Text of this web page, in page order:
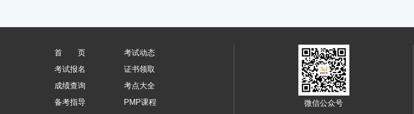
首页
考试动态
考试报名
证书领取
成绩查询
考点大全
备考指导
PMP课程
微信公众号